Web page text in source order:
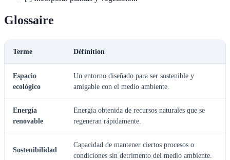
Glossaire
Terme Définition
Espacio
ecológico
Un entorno diseñado para ser sostenible y
amigable con el medio ambiente.
Energía
renovable
Energía obtenida de recursos naturales que se
regeneran rápidamente.
Sostenibilidad
Capacidad de mantener ciertos procesos o
condiciones sin detrimento del medio ambiente.